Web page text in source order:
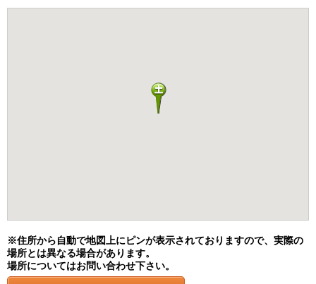
※住所から自動で地図上にピンが表示されておりますので、実際の
場所とは異なる場合があります。
場所についてはお問い合わせ下さい。